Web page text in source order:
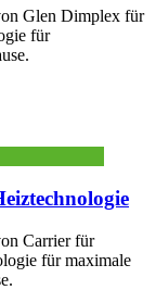
Glen Dimplex für
für
Carrier für
für maximale